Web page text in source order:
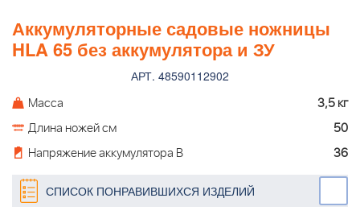
Аккумуляторные садовые ножницы
HLA 65 без аккумулятора и ЗУ
АРТ. 48590112902
Масса
3,5 кг
Длина ножей см
50
Напряжение аккумулятора В
36
СПИСОК ПОНРАВИВШИХСЯ ИЗДЕЛИЙ